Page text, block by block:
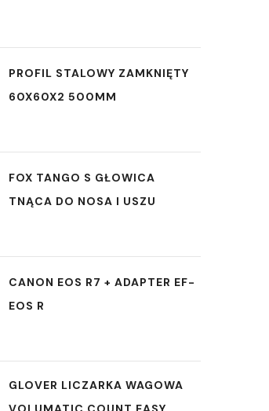
PROFIL STALOWY ZAMKNIĘTY
60X60X2 500MM
FOX TANGO S GŁOWICA
TNĄCA DO NOSA I USZU
CANON EOS R7 + ADAPTER EF-
EOS R
GLOVER LICZARKA WAGOWA